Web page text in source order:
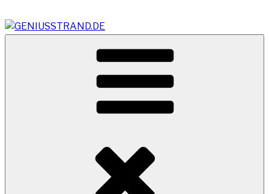
Inhalt
springen
GENIUSSTRAND.DE
Vom Geniusstrand zum JadeWeserPort/Container
Terminal Wilhelmshaven